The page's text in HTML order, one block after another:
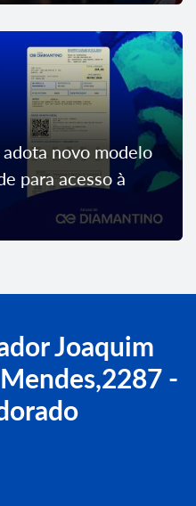
novo modelo
para acesso à
Joaquim
-